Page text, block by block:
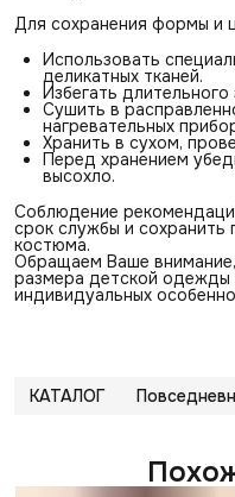
Для сохранения формы и
Использовать
деликатных тканей.
Избегать
Сушить в
нагревательных
Хранить в сухом,
Перед хранением
высохло.
Соблюдение
срок службы и сохранить
костюма.
Обращаем Ваше
размера детской одежды
индивидуальных
КАТАЛОГ